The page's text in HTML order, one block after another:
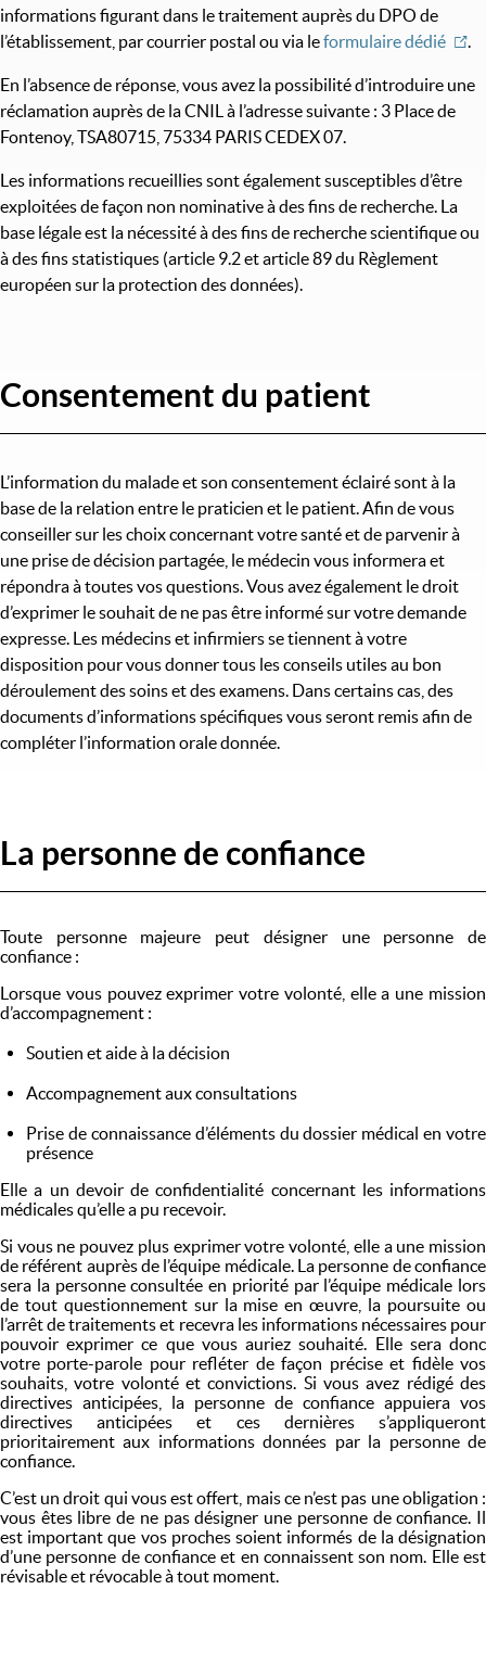
informations figurant dans le traitement auprès du DPO de
l’établissement, par courrier postal ou via leformulaire dédié .
En l’absence de réponse, vous avez la possibilité d’introduire une
réclamation auprès de la CNIL à l’adresse suivante : 3 Place de
Fontenoy, TSA80715, 75334 PARIS CEDEX 07.
Les informations recueillies sont également susceptibles d’être
exploitées de façon non nominative à des fins de recherche. La
base légale est la nécessité à des fins de recherche scientifique ou
à des fins statistiques (article 9.2 et article 89 du Règlement
européen sur la protection des données).
Consentement du patient
L’information du malade et son consentement éclairé sont à la
base de la relation entre le praticien et le patient. Afin de vous
conseiller sur les choix concernant votre santé et de parvenir à
une prise de décision partagée, le médecin vous informera et
répondra à toutes vos questions. Vous avez également le droit
d’exprimer le souhait de ne pas être informé sur votre demande
expresse. Les médecins et infirmiers se tiennent à votre
disposition pour vous donner tous les conseils utiles au bon
déroulement des soins et des examens. Dans certains cas, des
documents d’informations spécifiques vous seront remis afin de
compléter l’information orale donnée.
La personne de confiance
Toute personne majeure peut désigner une personne de
confiance :
Lorsque vous pouvez exprimer votre volonté, elle a une mission
d’accompagnement :
Soutien et aide à la décision
Accompagnement aux consultations
Prise de connaissance d’éléments du dossier médical en votre
présence
Elle a un devoir de confidentialité concernant les informations
médicales qu’elle a pu recevoir.
Si vous ne pouvez plus exprimer votre volonté, elle a une mission
de référent auprès de l’équipe médicale. La personne de confiance
sera la personne consultée en priorité par l’équipe médicale lors
de tout questionnement sur la mise en œuvre, la poursuite ou
l’arrêt de traitements et recevra les informations nécessaires pour
pouvoir exprimer ce que vous auriez souhaité. Elle sera donc
votre porte-parole pour refléter de façon précise et fidèle vos
souhaits, votre volonté et convictions. Si vous avez rédigé des
directives anticipées, la personne de confiance appuiera vos
directives anticipées et ces dernières s’appliqueront
prioritairement aux informations données par la personne de
confiance.
C’est un droit qui vous est offert, mais ce n’est pas une obligation :
vous êtes libre de ne pas désigner une personne de confiance. Il
est important que vos proches soient informés de la désignation
d’une personne de confiance et en connaissent son nom. Elle est
révisable et révocable à tout moment.